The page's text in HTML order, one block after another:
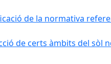
de la normativa
de certs àmbits del sòl